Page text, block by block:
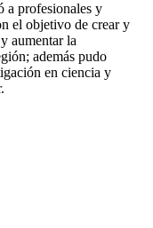
a profesionales y
el objetivo de crear y
aumentar la
además pudo
en ciencia y